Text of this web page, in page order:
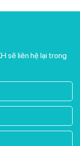
sẽ liên hệ lại trong